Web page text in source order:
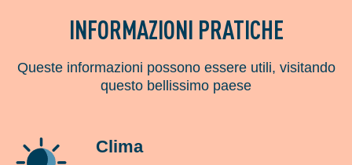
INFORMAZIONI PRATICHE
Queste informazioni possono essere utili, visitando
questo bellissimo paese
Clima